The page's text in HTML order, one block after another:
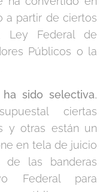
a partir de ciertos
Ley Federal de
Públicos o la
sido selectiva,
ciertas
y otras están un
en tela de juicio
las banderas
Federal para